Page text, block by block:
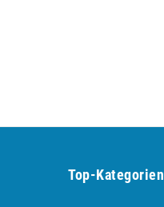
Top-Kategorien